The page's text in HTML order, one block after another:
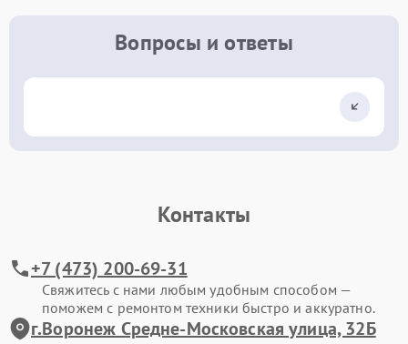
Вопросы и ответы
Контакты
+7 (473) 200-69-31
Свяжитесь с нами любым удобным способом —
поможем с ремонтом техники быстро и аккуратно.
г.Воронеж Средне-Московская улица, 32Б